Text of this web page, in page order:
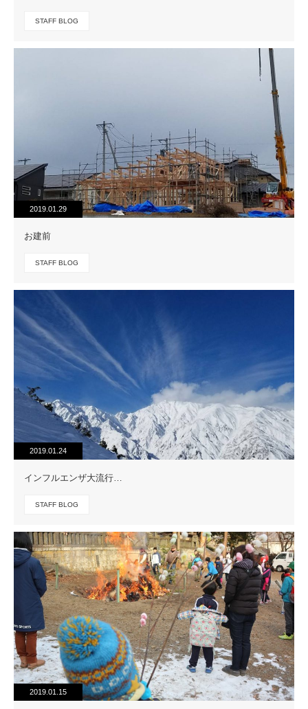
STAFF BLOG
2019.01.29
お建前
STAFF BLOG
2019.01.24
インフルエンザ大流行…
STAFF BLOG
2019.01.15